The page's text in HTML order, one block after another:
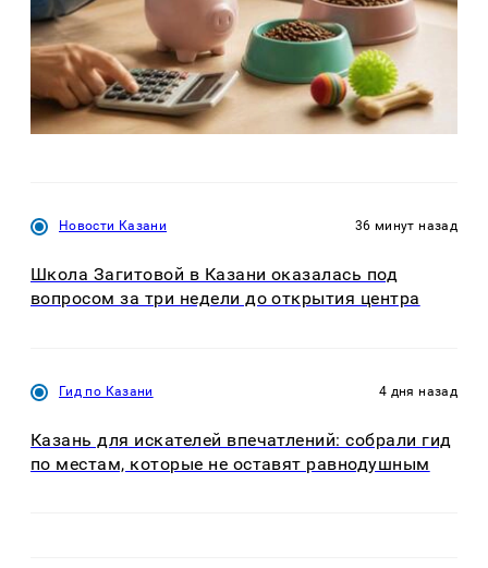
Новости Казани 36 минут назад
Школа Загитовой в Казани оказалась под
вопросом за три недели до открытия центра
Гид по Казани 4 дня назад
Казань для искателей впечатлений: собрали гид
по местам, которые не оставят равнодушным